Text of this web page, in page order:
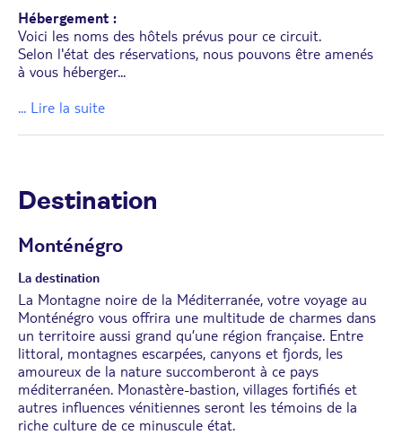
Hébergement :
Voici les noms des hôtels prévus pour ce circuit.
Selon l'état des réservations, nous pouvons être amenés
à vous héberger...
... Lire la suite
Destination
Monténégro
La destination
La Montagne noire de la Méditerranée, votre voyage au
Monténégro vous offrira une multitude de charmes dans
un territoire aussi grand qu’une région française. Entre
littoral, montagnes escarpées, canyons et fjords, les
amoureux de la nature succomberont à ce pays
méditerranéen. Monastère-bastion, villages fortifiés et
autres influences vénitiennes seront les témoins de la
riche culture de ce minuscule état.